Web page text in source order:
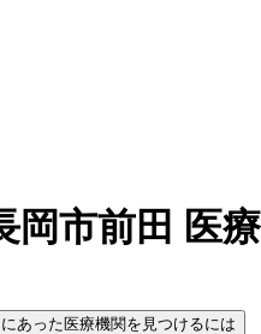
岡市前田 医
あった医療機関を見つけるには